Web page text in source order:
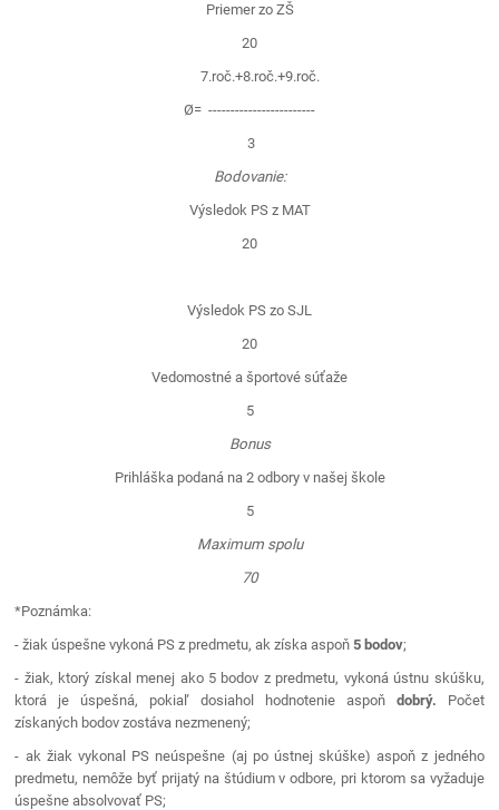
Priemer zo ZŠ
20
7.roč.+8.roč.+9.roč.
Ø= ------------------------
3
Bodovanie:
Výsledok PS z MAT
20
Výsledok PS zo SJL
20
Vedomostné a športové súťaže
5
Bonus
Prihláška podaná na 2 odbory v našej škole
5
Maximum spolu
70
*Poznámka:
- žiak úspešne vykoná PS z predmetu, ak získa aspoň5 bodov;
- žiak, ktorý získal menej ako 5 bodov z predmetu, vykoná ústnu skúšku,
ktorá je úspešná, pokiaľ dosiahol hodnotenie aspoň dobrý. Počet
získaných bodov zostáva nezmenený;
- ak žiak vykonal PS neúspešne (aj po ústnej skúške) aspoň z jedného
predmetu, nemôže byť prijatý na štúdium v odbore, pri ktorom sa vyžaduje
úspešne absolvovať PS;